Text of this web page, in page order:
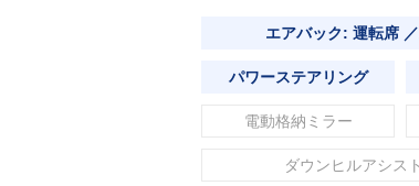
エアバック: 運転席
パワーステアリング
電動格納ミラー
ダウンヒルアシス